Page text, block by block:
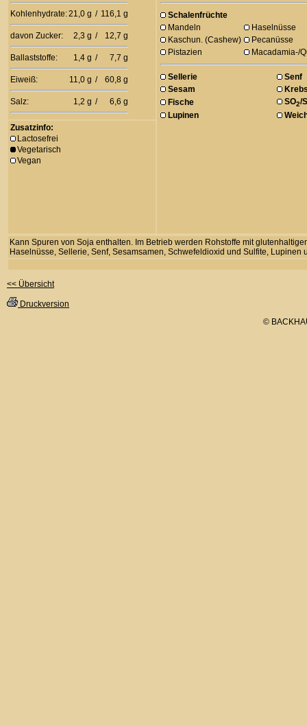
Kohlenhydrate:21,0 g / 116,1 g
davon Zucker: 2,3 g / 12,7 g
Ballaststoffe: 1,4 g / 7,7 g
Eiweiß: 11,0 g / 60,8 g
Salz: 1,2 g / 6,6 g
Schalenfrüchte
Mandeln
Haselnüsse
Kaschun. (Cashew)
Pecanüsse
Pistazien
Macadamia-/
Sellerie
Senf
Sesam
Fische
SO2/
Lupinen
Zusatzinfo:
Lactosefrei
Vegetarisch
Vegan
Kann Spuren von Soja enthalten. Im Betrieb werden Rohstoffe mit
Haselnüsse, Sellerie, Senf, Sesamsamen, Schwefeldioxid und Sulfite, Lupinen
<< Übersicht
Druckversion
©